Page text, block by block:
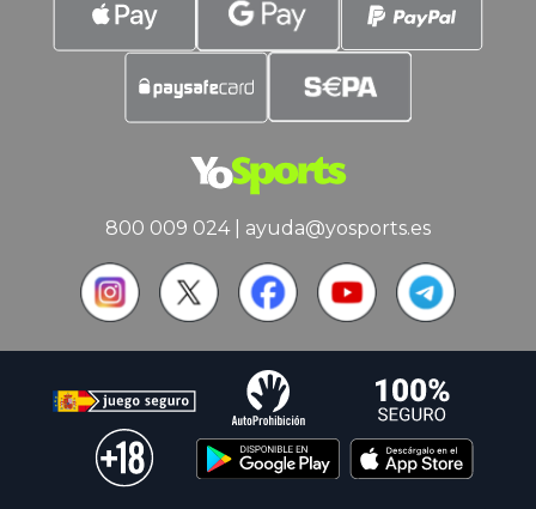
800 009 024| ayuda@yosports.es